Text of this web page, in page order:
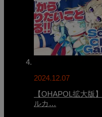
2024.12.07
【OHAPOL拡大版
ルカ…